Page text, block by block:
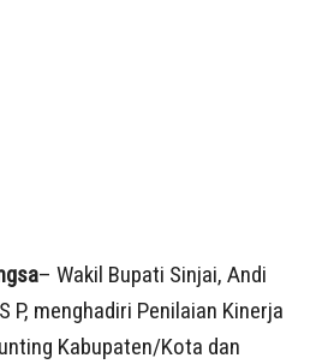
– Wakil Bupati Sinjai, Andi
P, menghadiri Penilaian Kinerja
Kabupaten/Kota dan